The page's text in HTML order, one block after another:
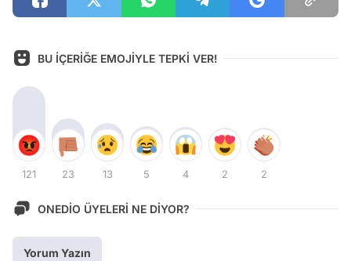
BU İÇERİĞE EMOJİYLE TEPKİ VER!
121 23 13 5 4 2 2
ONEDİO ÜYELERİ NE DİYOR?
Yorum Yazın